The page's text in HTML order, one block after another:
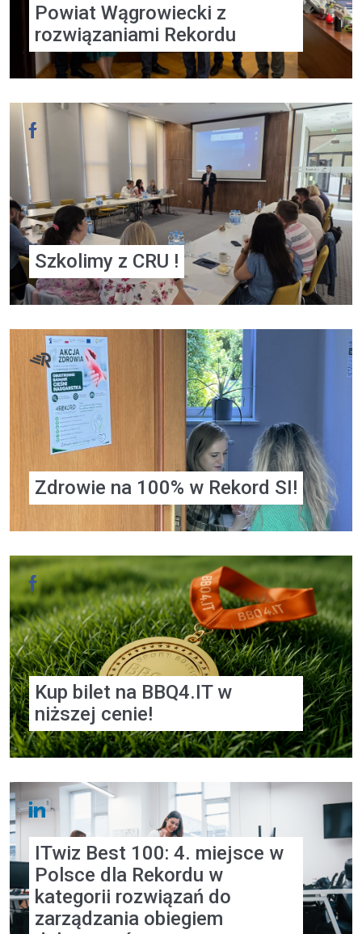
Powiat Wągrowiecki z
rozwiązaniami Rekordu
Szkolimy z CRU !
Zdrowie na 100% w Rekord SI!
Kup bilet na BBQ4.IT w
niższej cenie!
ITwiz Best 100: 4. miejsce w
Polsce dla Rekordu w
kategorii rozwiązań do
zarządzania obiegiem